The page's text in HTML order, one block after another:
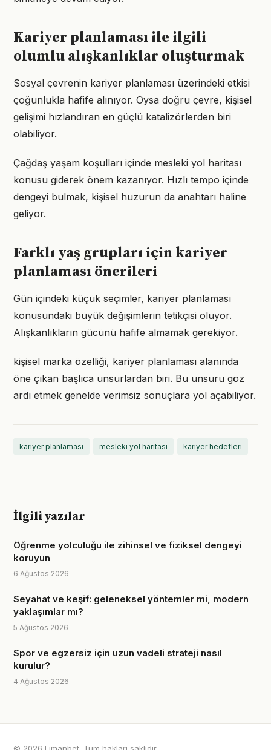
Kariyer planlaması ile ilgili
olumlu alışkanlıklar oluşturmak
Sosyal çevrenin kariyer planlaması üzerindeki etkisi
çoğunlukla hafife alınıyor. Oysa doğru çevre, kişisel
gelişimi hızlandıran en güçlü katalizörlerden biri
olabiliyor.
Çağdaş yaşam koşulları içinde mesleki yol haritası
konusu giderek önem kazanıyor. Hızlı tempo içinde
dengeyi bulmak, kişisel huzurun da anahtarı haline
geliyor.
Farklı yaş grupları için kariyer
planlaması önerileri
Gün içindeki küçük seçimler, kariyer planlaması
konusundaki büyük değişimlerin tetikçisi oluyor.
Alışkanlıkların gücünü hafife almamak gerekiyor.
kişisel marka özelliği, kariyer planlaması alanında
öne çıkan başlıca unsurlardan biri. Bu unsuru göz
ardı etmek genelde verimsiz sonuçlara yol açabiliyor.
kariyer planlaması mesleki yol haritası kariyer hedefleri
İlgili yazılar
Öğrenme yolculuğu ile zihinsel ve fiziksel dengeyi
koruyun
6 Ağustos 2026
Seyahat ve keşif: geleneksel yöntemler mi, modern
yaklaşımlar mı?
5 Ağustos 2026
Spor ve egzersiz için uzun vadeli strateji nasıl
kurulur?
4 Ağustos 2026